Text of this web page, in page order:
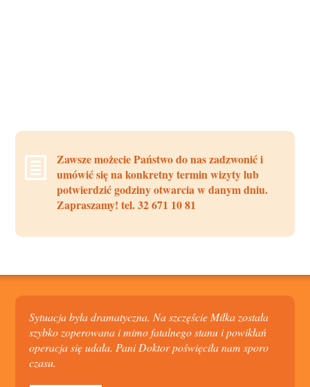
Zawsze możecie Państwo do nas zadzwonić i
umówić się na konkretny termin wizyty lub
potwierdzić godziny otwarcia w danym dniu.
Zapraszamy! tel. 32 671 10 81
Sytuacja była dramatyczna. Na szczęście Miłka została
szybko zoperowana i mimo fatalnego stanu i powikłań
operacja się udała. Pani Doktor poświęciła nam sporo
czasu.